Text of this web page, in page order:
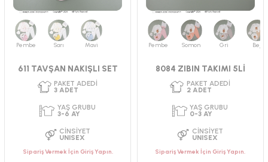
Pembe Sarı Mavi
611 TAVŞAN NAKIŞLI SET
Sipariş Vermek İçin Giriş Yapın.
Pembe Somon Gri Bej
8084 ZIBIN TAKIMI 5Lİ
Sipariş Vermek İçin Giriş Yapın.